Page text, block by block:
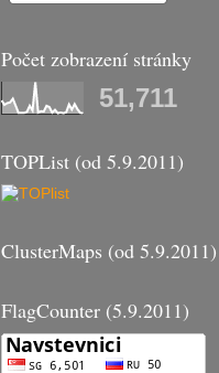
Počet zobrazení stránky
51,711
TOPList (od 5.9.2011)
ClusterMaps (od 5.9.2011)
FlagCounter (5.9.2011)